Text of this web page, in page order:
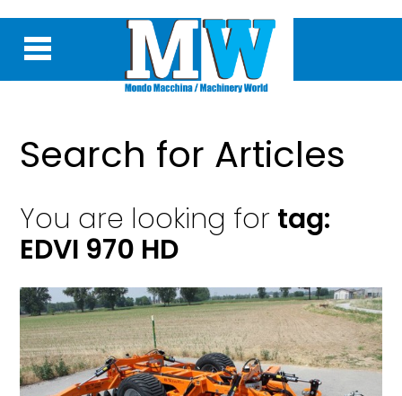
Search for Articles
You are looking for tag:
EDVI 970 HD